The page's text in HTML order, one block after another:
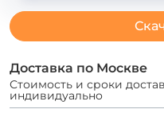
Доставка по Москве
Стоимость и сроки
индивидуально